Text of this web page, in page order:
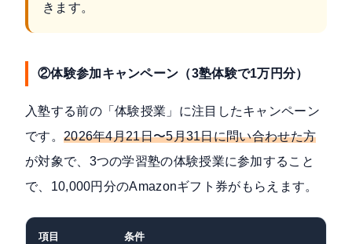
きます。
②体験参加キャンペーン（3塾体験で1万円分）
入塾する前の「体験授業」に注目したキャンペーン
です。 2026年4月21日〜5月31日に問い合わせた方
が対象で、3つの学習塾の体験授業に参加すること
で、10,000円分のAmazonギフト券がもらえます。
項目 条件